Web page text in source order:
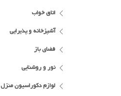
اتاق خواب
آشپزخانه و پذیرایی
فضای باز
نور و روشنایی
لوازم دکوراسیون منزل